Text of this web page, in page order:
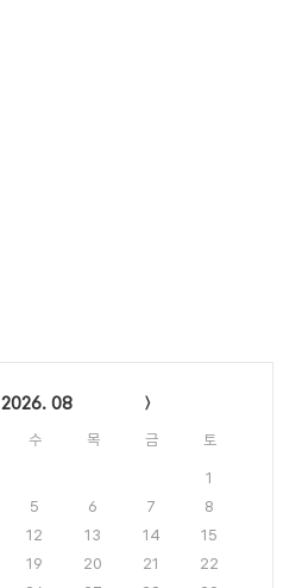
2026. 08
수 목 금 토
1
5 6 7
8
12 13 14
15
19 20 21
22